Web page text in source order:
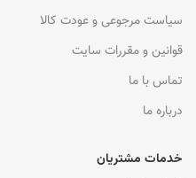
سیاست مرجوعی و عودت کالا
قوانین و مقررات سایت
تماس با ما
درباره ما
خدمات مشتریان